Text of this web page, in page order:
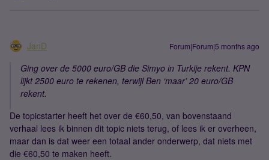
JanD Forum|Forum|5 months ago
Ging over de 5000 euro/GB die Simyo in Turkije rekent. KPN
lijkt 2500 euro te rekenen, terwijl Ben ‘maar’ 20 euro/GB
rekent.
De topicstarter heeft het over de €60,50, van bovenstaand
verhaal lees ik binnen dit topic niets terug, of lees ik er overheen,
maar dan is dat weer een totaal ander onderwerp, dat niets met
die €60,50 te maken heeft.